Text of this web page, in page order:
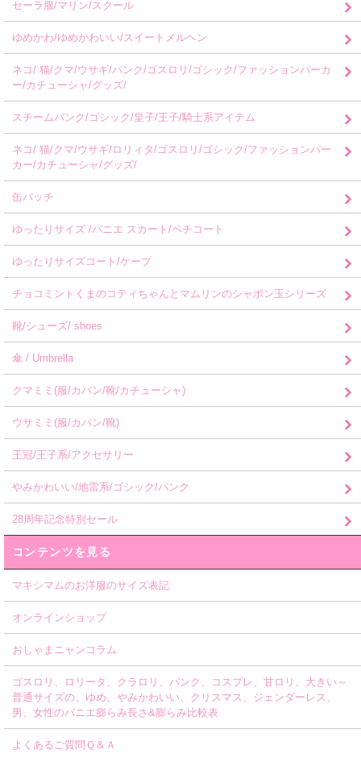
セーラ服/マリン/スクール
ゆめかわ/ゆめかわいい/スイートメルヘン
ネコ/ 猫/クマ/ウサギ/パンク/ゴスロリ/ゴシック/ファッションパーカ
ー/カチューシャ/グッズ/
スチームパンク/ゴシック/皇子/王子/騎士系アイテム
ネコ/ 猫/クマ/ウサギ/ロリィタ/ゴスロリ/ゴシック/ファッションパー
カー/カチューシャ/グッズ/
缶バッチ
ゆったりサイズ /パニエ スカート/ペチコート
ゆったりサイズコート/ケープ
チョコミントくまのコティちゃんとマムリンのシャボン玉シリーズ
靴/シューズ/ shoes
傘 / Umbrella
クマミミ(服/カバン/靴/カチューシャ)
ウサミミ(服/カバン/靴)
王冠/王子系/アクセサリー
やみかわいい/地雷系/ゴシック/パンク
28周年記念特別セール
コンテンツを見る
マキシマムのお洋服のサイズ表記
オンラインショップ
おしゃまニャンコラム
ゴスロリ、ロリータ、クラロリ、パンク、コスプレ、甘ロリ、大きい～
普通サイズの、ゆめ、やみかわいい、クリスマス、ジェンダーレス、
男、女性のパニエ膨らみ長さ&膨らみ比較表
よくあるご質問Ｑ＆Ａ